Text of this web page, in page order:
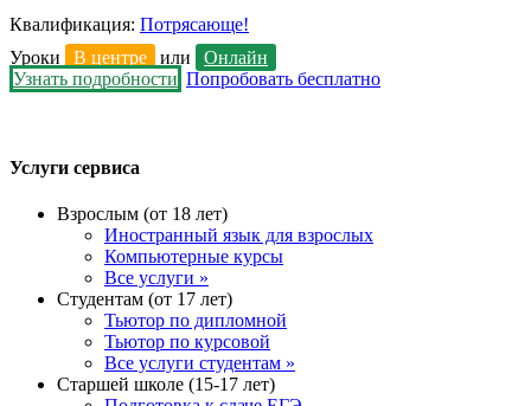
Квалификация: Потрясающе!
Уроки
В центре или
Онлайн
Узнать подробности Попробовать бесплатно
Услуги сервиса
Взрослым (от 18 лет)
Иностранный язык для взрослых
Компьютерные курсы
Все услуги »
Студентам (от 17 лет)
Тьютор по дипломной
Тьютор по курсовой
Все услуги студентам »
Старшей школе (15-17 лет)